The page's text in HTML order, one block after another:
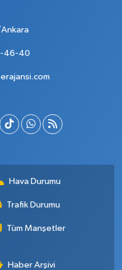
46-40
Hava Durumu
Trafik Durumu
Tüm Manşetler
Haber Arşivi